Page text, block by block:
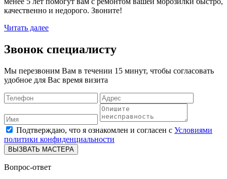
качественно и недорого. Звоните!
Читать далее
Звонок специалисту
Мы перезвоним Вам в течении 15 минут, чтобы согласовать
удобное для Вас время визита
Подтверждаю, что я ознакомлен и согласен с Условиями
политики конфиденциальности
ВЫЗВАТЬ МАСТЕРА
Вопрос-ответ